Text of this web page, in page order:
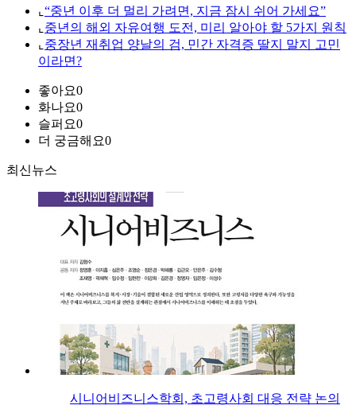
⌞ “중년 이후 더 멀리 가려면, 지금 잠시 쉬어 가세요”
⌞ 중년의 해외 자유여행 도전, 미리 알아야 할 5가지 원칙
⌞ 중장년 재취업 양날의 검, 민간 자격증 딸지 말지 고민
이라면?
좋아요0
화나요0
슬퍼요0
더 궁금해요0
최신뉴스
시니어비즈니스학회, 초고령사회 대응 전략 논의